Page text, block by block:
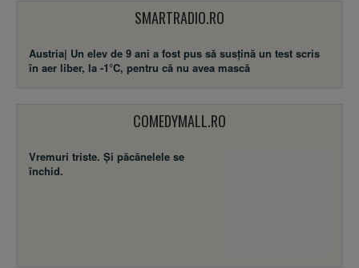
SMARTRADIO.RO
Austria| Un elev de 9 ani a fost pus să susţină un test scris
în aer liber, la -1°C, pentru că nu avea mască
COMEDYMALL.RO
Vremuri triste. Şi păcănelele se
închid.